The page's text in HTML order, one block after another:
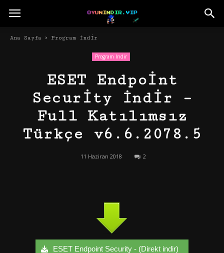
Ana Sayfa Program İndir
Program İndir
ESET Endpoint
Security İndir –
Full Katılımsız
Türkçe v6.6.2078.5
11 Haziran 2018 2
ESET Endpoint Security - (Direkt indir)